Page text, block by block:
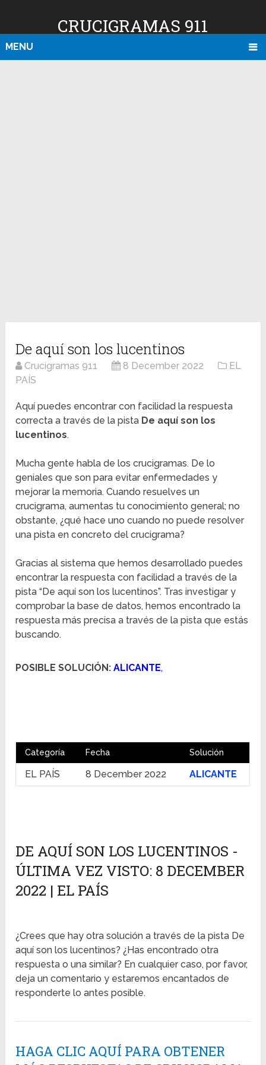
CRUCIGRAMAS 911
MENU
De aquí son los lucentinos
Crucigramas 911 8 December 2022
EL
PAÍS
Aquí puedes encontrar con facilidad la respuesta
correcta a través de la pista De aquí son los
lucentinos.
Mucha gente habla de los crucigramas. De lo
geniales que son para evitar enfermedades y
mejorar la memoria. Cuando resuelves un
crucigrama, aumentas tu conocimiento general; no
obstante, ¿qué hace uno cuando no puede resolver
una pista en concreto del crucigrama?
Gracias al sistema que hemos desarrollado puedes
encontrar la respuesta con facilidad a través de la
pista “De aquí son los lucentinos”. Tras investigar y
comprobar la base de datos, hemos encontrado la
respuesta más precisa a través de la pista que estás
buscando.
POSIBLE SOLUCIÓN: ALICANTE,
Categoría Fecha Solución
EL PAÍS 8 December 2022 ALICANTE
DE AQUÍ SON LOS LUCENTINOS -
ÚLTIMA VEZ VISTO: 8 DECEMBER
2022 | EL PAÍS
¿Crees que hay otra solución a través de la pista De
aquí son los lucentinos? ¿Has encontrado otra
respuesta o una similar? En cualquier caso, por favor,
deja un comentario y estaremos encantados de
responderte lo antes posible.
HAGA CLIC AQUÍ PARA OBTENER